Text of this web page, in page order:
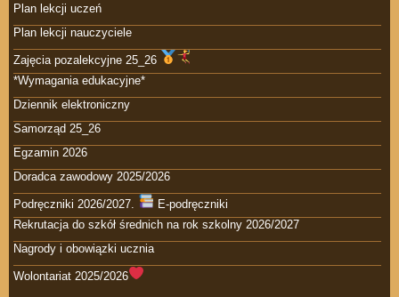
Plan lekcji uczeń
Plan lekcji nauczyciele
Zajęcia pozalekcyjne 25_26
*Wymagania edukacyjne*
Dziennik elektroniczny
Samorząd 25_26
Egzamin 2026
Doradca zawodowy 2025/2026
Podręczniki 2026/2027.
E-podręczniki
Rekrutacja do szkół średnich na rok szkolny 2026/2027
Nagrody i obowiązki ucznia
Wolontariat 2025/2026